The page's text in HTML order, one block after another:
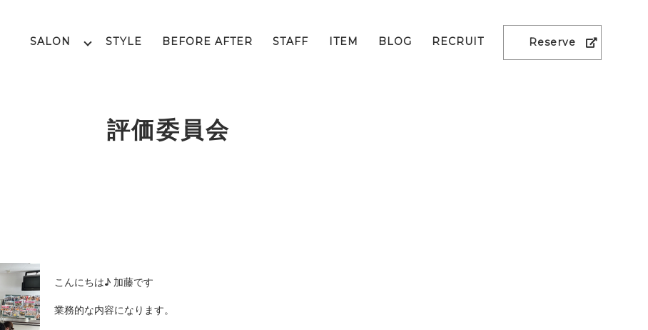
SALON STYLE BEFORE AFTER STAFF ITEM BLOG RECRUIT Reserve
評価委員会
こんにちは♪ 加藤です
業務的な内容になります。